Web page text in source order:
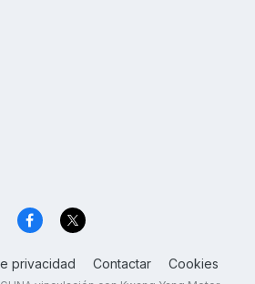
privacidad Contactar Cookies